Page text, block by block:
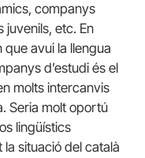
companys
juvenils, etc. En
avui la llengua
d’estudi és el
molts intercanvis
Seria molt oportú
lingüístics
situació del català